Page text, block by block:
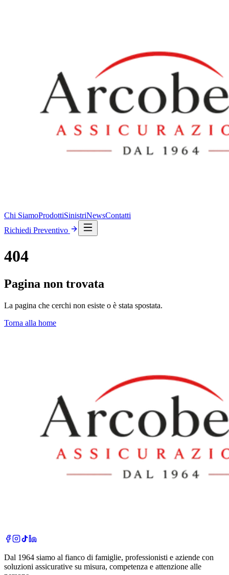
Chi SiamoProdottiSinistriNewsContatti
Richiedi Preventivo
404
Pagina non trovata
La pagina che cerchi non esiste o è stata spostata.
Torna alla home
Dal 1964 siamo al fianco di famiglie, professionisti e aziende con
soluzioni assicurative su misura, competenza e attenzione alle